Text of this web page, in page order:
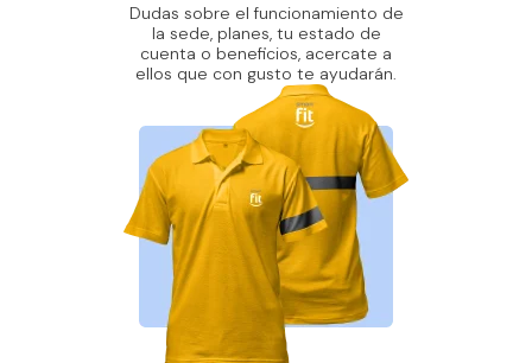
Dudas sobre el funcionamiento de
la sede, planes, tu estado de
cuenta o beneficios, acercate a
ellos que con gusto te ayudarán.